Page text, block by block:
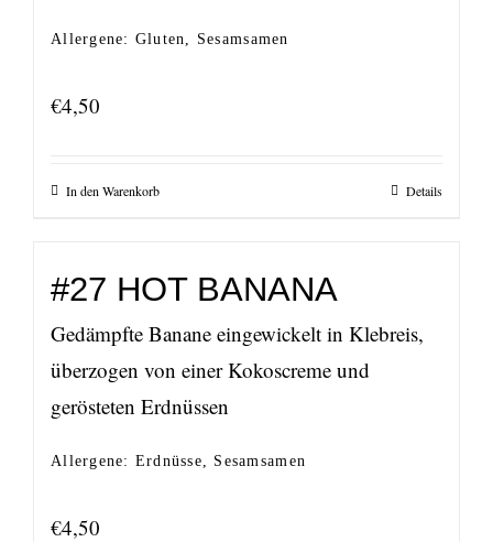
Allergene: Gluten, Sesamsamen
€4,50
In den Warenkorb Details
#27 HOT BANANA
Gedämpfte Banane eingewickelt in Klebreis,
überzogen von einer Kokoscreme und
gerösteten Erdnüssen
Allergene: Erdnüsse, Sesamsamen
€4,50